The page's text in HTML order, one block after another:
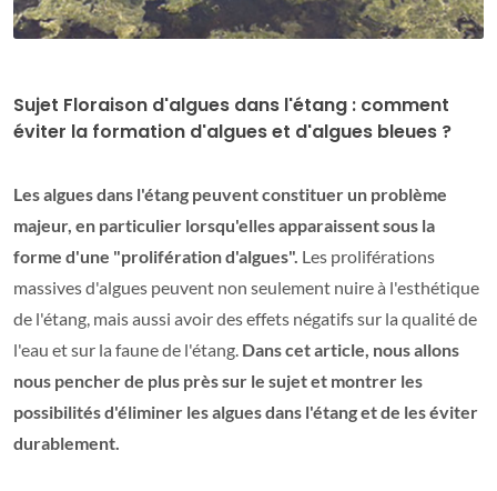
Sujet Floraison d'algues dans l'étang : comment
éviter la formation d'algues et d'algues bleues ?
Les algues dans l'étang peuvent constituer un problème
majeur, en particulier lorsqu'elles apparaissent sous la
forme d'une "prolifération d'algues". Les proliférations
massives d'algues peuvent non seulement nuire à l'esthétique
de l'étang, mais aussi avoir des effets négatifs sur la qualité de
l'eau et sur la faune de l'étang. Dans cet article, nous allons
nous pencher de plus près sur le sujet et montrer les
possibilités d'éliminer les algues dans l'étang et de les éviter
durablement.